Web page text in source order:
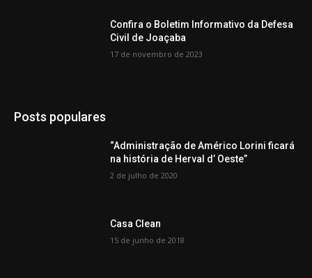
Confira o Boletim Informativo da Defesa
Civil de Joaçaba
17 de novembro de 2023
Posts populares
“Administração de Américo Lorini ficará
na história de Herval d’ Oeste”
2 de julho de 2020
Casa Clean
15 de junho de 2018